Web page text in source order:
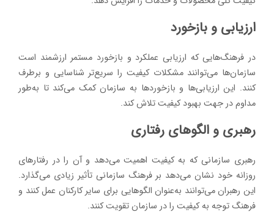
ارزیابی و بازخورد
در فرهنگ‌هایی که ارزیابی عملکرد و بازخورد مستمر ارزشمند است
سازمان‌ها می‌توانند مشکلات کیفیت را سریع‌تر شناسایی و برطرف
کنند. این ارزیابی‌ها و بازخوردها به سازمان کمک می‌کند تا به‌طور
مداوم در جهت بهبود کیفیت تلاش کند.
رهبری و الگوهای رفتاری
رهبری سازمانی که به کیفیت اهمیت می‌دهد و آن را در رفتارهای
روزانه خود نشان می‌دهد بر فرهنگ سازمانی تأثیر زیادی می‌گذارد.
این رهبران می‌توانند به‌عنوان الگوهایی برای سایر کارکنان عمل کنند و
فرهنگ توجه به کیفیت را در سازمان تقویت کنند.